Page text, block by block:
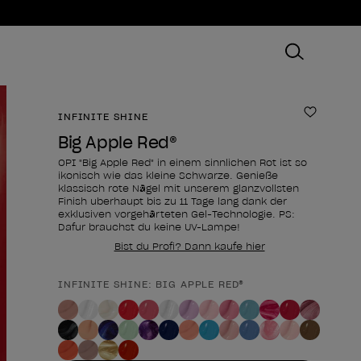
INFINITE SHINE Zur
Big Apple Red®
OPI "Big Apple Red" in einem sinnlichen Rot ist so
ikonisch wie das kleine Schwarze. Genieße
klassisch rote Nägel mit unserem glanzvollsten
Finish überhaupt bis zu 11 Tage lang dank der
exklusiven vorgehärteten Gel-Technologie. PS:
Dafür brauchst du keine UV-Lampe!
Bist du Profi? Dann kaufe hier
Form des Produkts
INFINITE SHINE: BIG APPLE RED®